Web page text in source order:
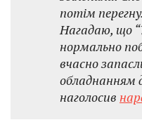
потім
Нагадаю, що
нормально
вчасно
обладнанням
наголосив